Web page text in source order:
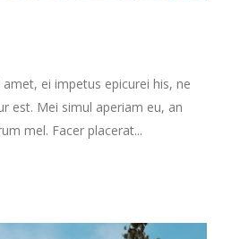
ei impetus epicurei his, ne
est. Mei simul aperiam eu, an
mel. Facer placerat...